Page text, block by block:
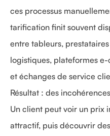
ces processus
tarification finit souvent
entre tableurs, prestataires
logistiques, plateformes
et échanges de service
Résultat : des
Un client peut voir un prix
attractif, puis découvrir